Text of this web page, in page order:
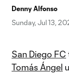
Denny Alfonso
Sunday, Jul 13,
San Diego FC
Tomás Ángel